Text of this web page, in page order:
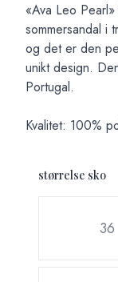
Description
«Ava Leo
sommersandal i
og det er den
unikt design.
Portugal.
Kvalitet: 100%
størrelse sko
Velg en
36